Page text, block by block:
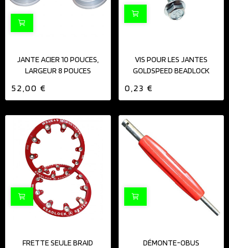
JANTE ACIER 10 POUCES,
LARGEUR 8 POUCES
52,00 €
VIS POUR LES JANTES
GOLDSPEED BEADLOCK
0,23 €
FRETTE SEULE BRAID
DÉMONTE-OBUS